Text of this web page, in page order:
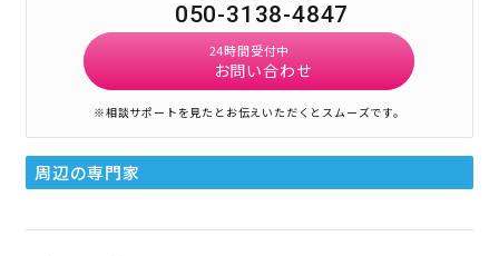
050-3138-4847
24時間受付中
お問い合わせ
※相談サポートを見たとお伝えいただくとスムーズです。
周辺の専門家